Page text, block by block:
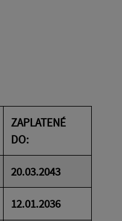
ZAPLATENÉ
DO:
20.03.2043
12.01.2036